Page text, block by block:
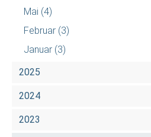
Mai (4)
Februar (3)
Januar (3)
2025
2024
2023